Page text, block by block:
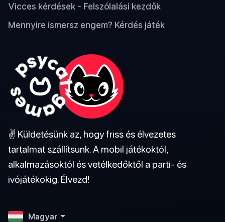
Vicces kérdések - Felszólalási kezdők
Mennyire ismersz engem? Kérdés játék
✌️ Küldetésünk az, hogy friss és élvezetes
tartalmat szállítsunk. A mobil játékoktól,
alkalmazásoktól és vetélkedőktől a parti- és
ivójátékokig. Élvezd!
Magyar